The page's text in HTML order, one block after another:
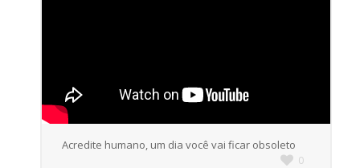
Acredite humano, um dia você vai ficar obsoleto
0